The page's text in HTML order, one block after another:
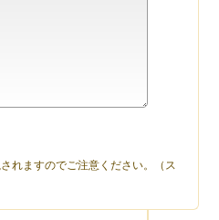
れますのでご注意ください。（ス